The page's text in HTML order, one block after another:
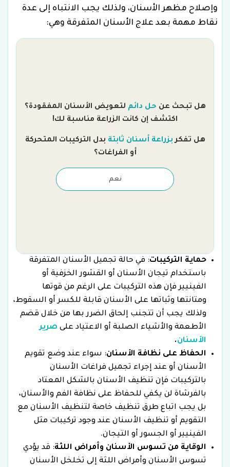
وإصلاح مظهر الأسنان، ولذلك يجب الانتباه إلى عدة
نقاط مهمة بعد علاج الأسنان المتفرقة وهي:
هل تبحث عن حل دائم لتعويض الأسنان المفقودة؟
اكتشف إن كانت الزراعة مناسبة لك!
هل تفكربزراعة أسنان ثابتة بدل التركيبات المتحركة
أو الفراغات؟
نعم
حماية التركيبات: في حالة تجميل الأسنان المتفرقة
باستخدام تيجان الأسنان أو القشور الخزفية أو
الفينيير فإن هذه التركيبات على الرغم من قوتها
ومتانتها وثباتها على الأسنان قابلة للكسر أو السقوط،
ولذلك يجب أن تتجنب إلحاق الضرر بها من خلال قضم
الأطعمة والأشياء الصلبة أو الاعتياد على صرير
الأسنان.
الحفاظ على نظافة الأسنان: سواء عند وضع تقويم
الأسنان أو عند إجراء تجميل فراغات الأسنان
بالتركيبات فإن تنظيف الأسنان بالشكل المعتاد
بالفرشاة لن يكفي للحفاظ على نظافة الفم والأسنان،
بل يجب اتباع طرق تنظيف خاصة لتنظيف الأسنان مع
التقويم أو تنظيف الأسنان عند وجود تركيبات مثل
الفينيير أو الجسور أو التيجان.
الوقاية من تسوس الأسنان وأمراض اللثة: قد يؤدي
تسوس الأسنان وأمراض اللثة إلى تخلخل الأسنان